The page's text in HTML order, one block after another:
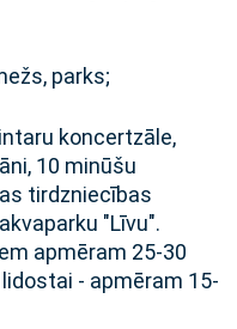
parks;
koncertzāle,
10 minūšu
tirdzniecības
"Līvu".
apmēram 25-30
- apmēram 15-